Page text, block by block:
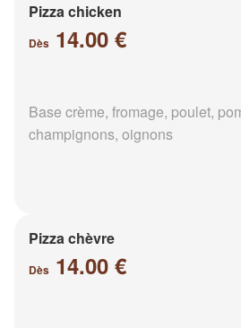
Pizza chicken
Dès 14.00 €
Base crème, fromage, poulet,
champignons, oignons
Pizza chèvre
Dès 14.00 €